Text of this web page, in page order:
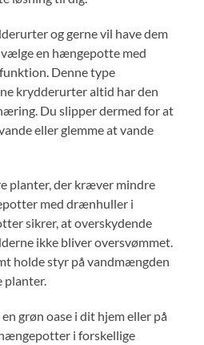
og gerne vil have dem
en hængepotte med
Denne type
krydderurter altid har den
Du slipper dermed for at
eller glemme at vande
planter, der kræver mindre
med drænhuller i
sikrer, at overskydende
ikke bliver oversvømmet.
holde styr på vandmængden
planter.
grøn oase i dit hjem eller på
i forskellige